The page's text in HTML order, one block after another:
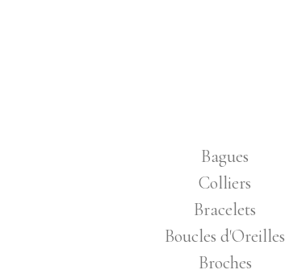
Bagues
Colliers
Bracelets
Boucles d'Oreilles
Broches